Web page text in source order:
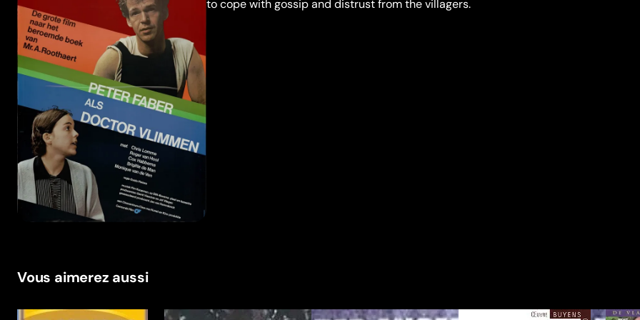
to cope with gossip and distrust from the villagers.
Vous aimerez aussi